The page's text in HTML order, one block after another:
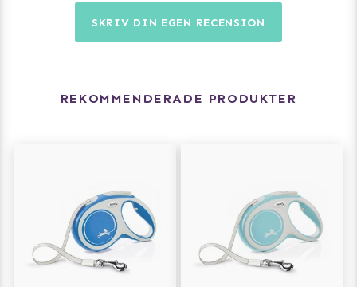
SKRIV DIN EGEN RECENSION
REKOMMENDERADE PRODUKTER